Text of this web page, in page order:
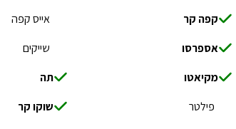
קפה קר
אייס קפה
אספרסו
שייקים
מקיאטו
תה
פילטר
שוקו קר